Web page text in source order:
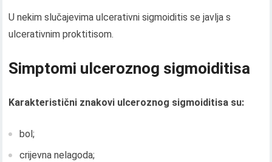
U nekim slučajevima ulcerativni sigmoiditis se javlja s
ulcerativnim proktitisom.
Simptomi ulceroznog sigmoiditisa
Karakteristični znakovi ulceroznog sigmoiditisa su:
bol;
crijevna nelagoda;